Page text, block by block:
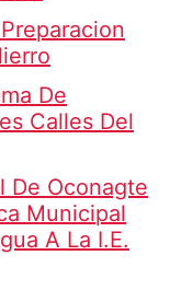
De
Calles Del
De Oconagte
Municipal
A La I.E.